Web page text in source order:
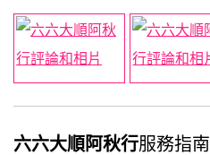
六六大順阿秋行服務指南